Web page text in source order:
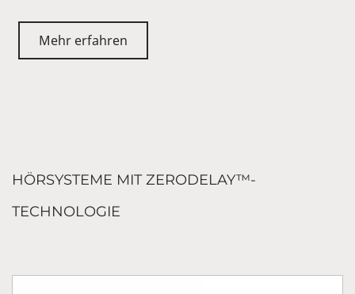
Mehr erfahren
HÖRSYSTEME MIT ZERODELAY™-
TECHNOLOGIE